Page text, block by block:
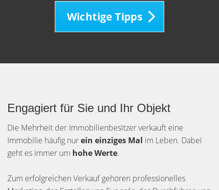
Wichtige Tipps
Engagiert für Sie und Ihr Objekt
Die Mehrheit der Immobilienbesitzer verkauft eine
Immobilie häufig nurein einziges Mal im Leben. Dabei
geht es immer um hohe Werte.
Zum erfolgreichen Verkauf gehören professionelles